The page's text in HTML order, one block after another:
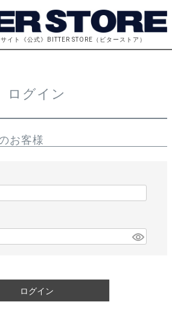
イト《公式》BITTER STORE（ビターストア）
ログイン
お客様
ログイン